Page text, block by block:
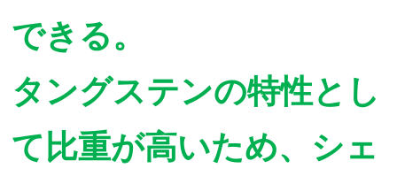
できる。
タングステンの特性とし
て比重が高いため、シェ